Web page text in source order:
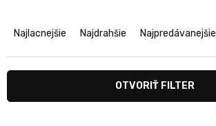
a
e
n
e
Najlacnejšie Najdrahšie Najpredávanejšie
OTVORIŤ FILTER